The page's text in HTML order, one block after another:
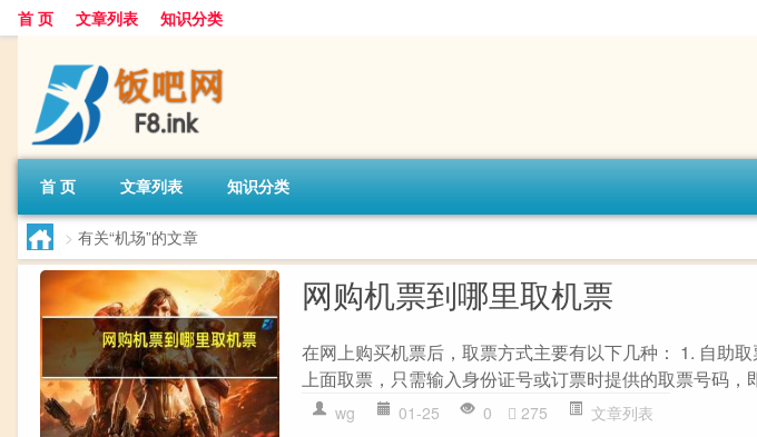
首 页 文章列表 知识分类
首 页 文章列表 知识分类
> 有关“机场”的文章
网购机票到哪里取机票
在网上购买机票后，取票方式主要有以下几种： 1. 自助
上面取票，只需输入身份证号或订票时提供的取票号码，
wg 01-25 0 275 文章列表